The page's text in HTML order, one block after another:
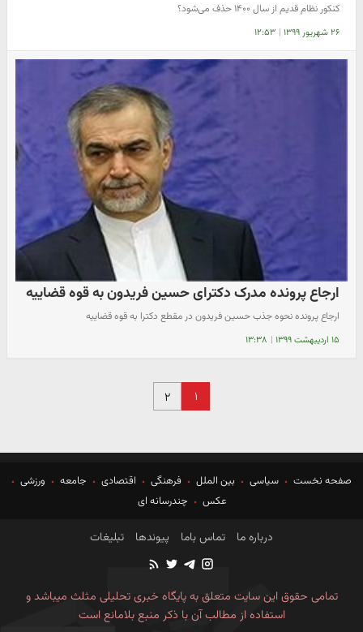
کنکور نظام قدیم از سال ۱۴۰۰ حذف می‌شود؟
۲۶ شهریور ۱۳۹۹ | ۱۲:۵۳
ارجاع پرونده مدرک دکترای حسین فریدون به قوه قضاییه
ارجاع پرونده نحوه جذب حسین فریدون در مقطع دکترا به قوه قضاییه
۱۵ اردیبهشت ۱۳۹۹ | ۱۳:۳۸
۱ ۲
صفحه نخست سیاسی بین الملل فرهنگی اقتصادی جامعه
ورزشی
عکس
چندرسانه ای
درباره ما تماس باما پیوندها تبلیغات
تمامی حقوق این سایت متعلق به پایگاه خبری تحلیلی مثلث میباشد و
استفاده از مطالب آن با ذکر منبع بلامانع است